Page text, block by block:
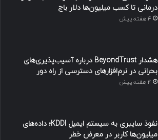
درمانی تا کسب میلیون‌ها دلار باج
4 هفته پیش
هشدار BeyondTrust درباره آسیب‌پذیری‌های
بحرانی در نرم‌افزارهای دسترسی از راه دور
4 هفته پیش
نفوذ سایبری به سیستم ایمیل KDDI؛ داده‌های
میلیون‌ها کاربر در معرض خطر